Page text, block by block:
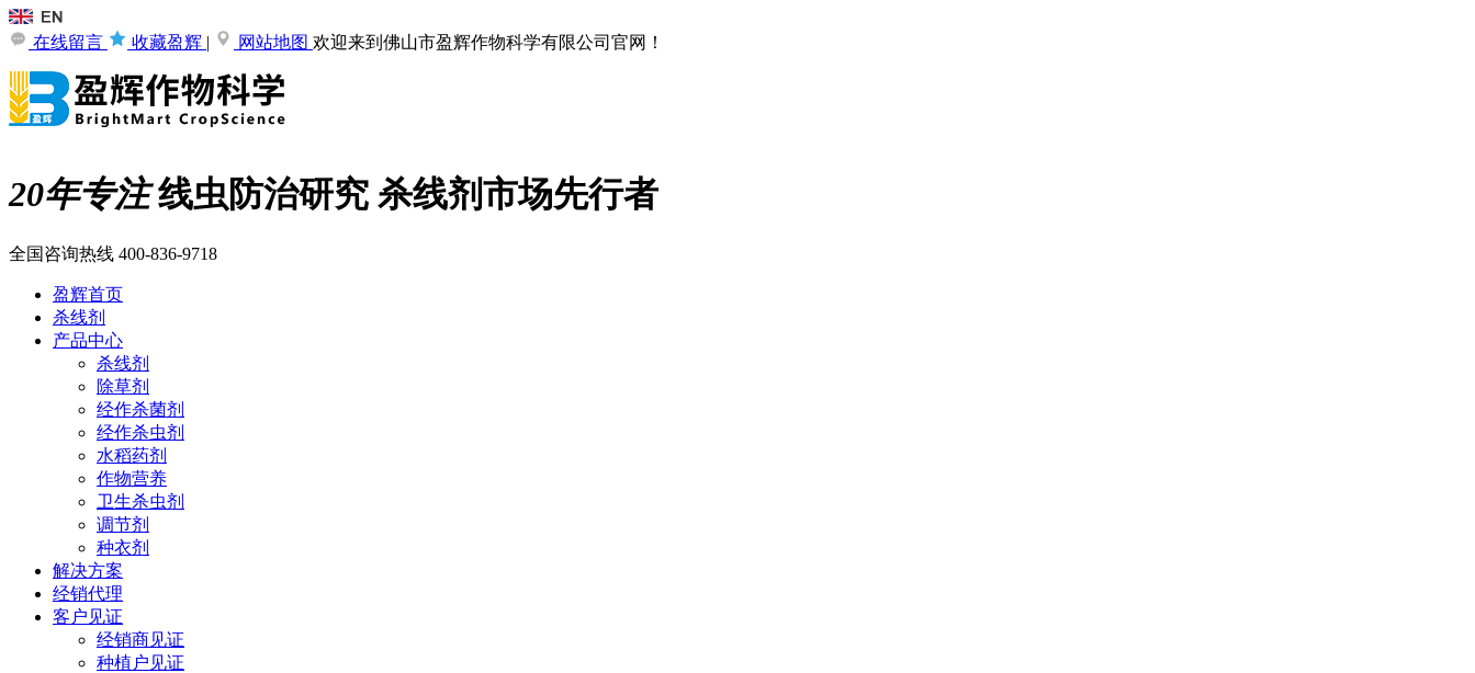
在线留言 收藏盈辉 | 网站地图 欢迎来到佛山市盈辉作物科学有限公司官网！
20年专注线虫防治研究 杀线剂市场先行者
全国咨询热线 400-836-9718
盈辉首页
杀线剂
产品中心
杀线剂
除草剂
经作杀菌剂
经作杀虫剂
水稻药剂
作物营养
卫生杀虫剂
调节剂
种衣剂
解决方案
经销代理
客户见证
经销商见证
种植户见证